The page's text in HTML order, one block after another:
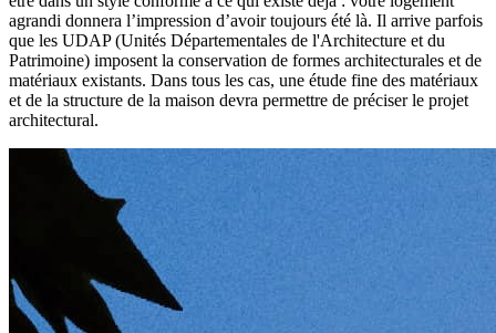
agrandi donnera l’impression d’avoir toujours été là. Il arrive parfois
que les UDAP (Unités Départementales de l'Architecture et du
Patrimoine) imposent la conservation de formes architecturales et de
matériaux existants. Dans tous les cas, une étude fine des matériaux
et de la structure de la maison devra permettre de préciser le projet
architectural.